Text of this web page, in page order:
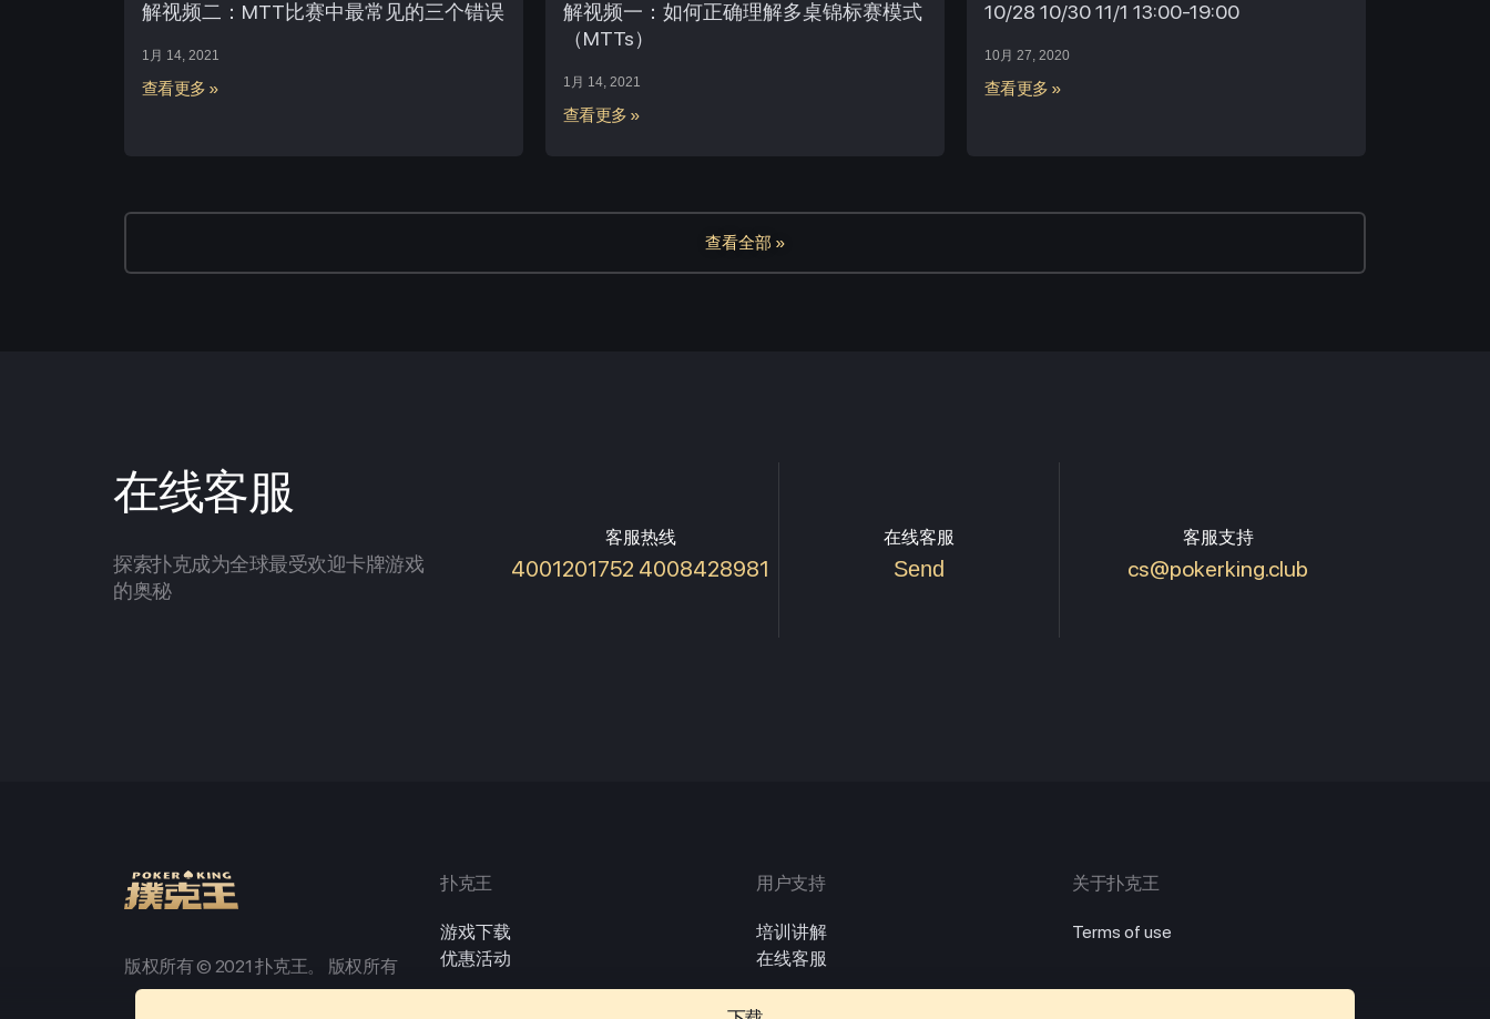
解视频二：MTT比赛中最常见的三个错误
1月 14, 2021
查看更多 »
解视频一：如何正确理解多桌锦标赛模式
（MTTs）
1月 14, 2021
查看更多 »
10/28 10/30 11/1 13:00-19:00
10月 27, 2020
查看更多 »
查看全部 »
在线客服
探索扑克成为全球最受欢迎卡牌游戏
的奥秘
客服热线
4001201752 4008428981
在线客服
Send
客服支持
cs@pokerking.club
版权所有 © 2021 扑克王。 版权所有
扑克王
游戏下载
优惠活动
用户支持
培训讲解
在线客服
关于扑克王
Terms of use